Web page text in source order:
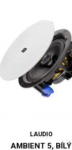
LAUDIO
AMBIENT 5, BÍLÝ